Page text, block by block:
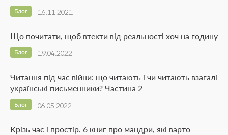
16.11.2021
Блог
Що почитати, щоб втекти від реальності хоч на годину
19.04.2022
Блог
Читання під час війни: що читають і чи читають взагалі
українські письменники? Частина 2
06.05.2022
Блог
Крізь час і простір. 6 книг про мандри, які варто